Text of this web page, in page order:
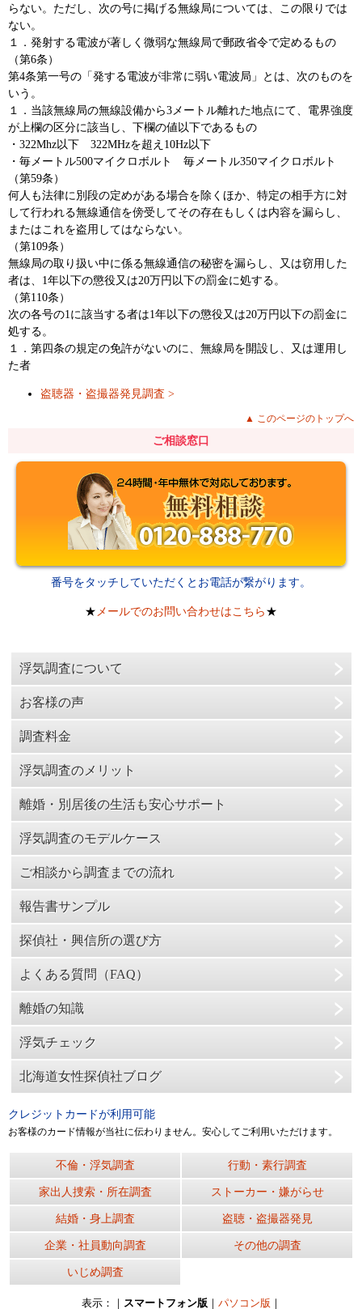
らない。ただし、次の号に掲げる無線局については、この限りでは
ない。
１．発射する電波が著しく微弱な無線局で郵政省令で定めるもの
（第6条）
第4条第一号の「発する電波が非常に弱い電波局」とは、次のものを
いう。
１．当該無線局の無線設備から3メートル離れた地点にて、電界強度
が上欄の区分に該当し、下欄の値以下であるもの
・322Mhz以下 322MHzを超え10Hz以下
・毎メートル500マイクロボルト 毎メートル350マイクロボルト
（第59条）
何人も法律に別段の定めがある場合を除くほか、特定の相手方に対
して行われる無線通信を傍受してその存在もしくは内容を漏らし、
またはこれを盗用してはならない。
（第109条）
無線局の取り扱い中に係る無線通信の秘密を漏らし、又は窃用した
者は、1年以下の懲役又は20万円以下の罰金に処する。
（第110条）
次の各号の1に該当する者は1年以下の懲役又は20万円以下の罰金に
処する。
１．第四条の規定の免許がないのに、無線局を開設し、又は運用し
た者
盗聴器・盗撮器発見調査 >
▲ このページのトップへ
ご相談窓口
番号をタッチしていただくとお電話が繋がります。
★ メールでのお問い合わせはこちら★
浮気調査について
お客様の声
調査料金
浮気調査のメリット
離婚・別居後の生活も安心サポート
浮気調査のモデルケース
ご相談から調査までの流れ
報告書サンプル
探偵社・興信所の選び方
よくある質問（FAQ）
離婚の知識
浮気チェック
北海道女性探偵社ブログ
クレジットカードが利用可能
お客様のカード情報が当社に伝わりません。安心してご利用いただけます。
不倫・浮気調査 行動・素行調査
家出人捜索・所在調査 ストーカー・嫌がらせ
結婚・身上調査 盗聴・盗撮器発見
企業・社員動向調査 その他の調査
いじめ調査
表示：｜ スマートフォン版｜ パソコン版 ｜